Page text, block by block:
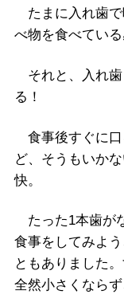
たまに入れ歯で
べ物を食べている
それと、入れ歯
る！
食事後すぐに口
ど、そうもいか
快。
たった1本歯が
食事をしてみよ
ともありました
全然小さくなら